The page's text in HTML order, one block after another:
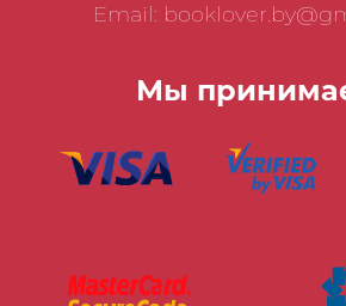
Email:
Мы